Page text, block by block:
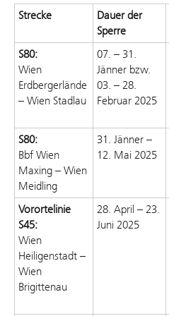
Strecke
Dauer der
Sperre
S80:
Wien
Erdbergerlände
– Wien Stadlau
07. – 31.
Jänner bzw.
03. – 28.
Februar 2025
S80:
Bbf Wien
Maxing – Wien
Meidling
31. Jänner –
12. Mai 2025
Vorortelinie
S45:
Wien
Heiligenstadt –
Wien
Brigittenau
28. April – 23.
Juni 2025